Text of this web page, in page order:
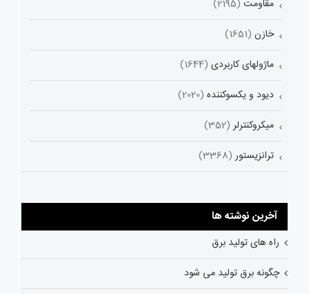
مقاومت (2195)
خازن (1651)
ماژولهای کاربردی (1644)
دیود و یکسوکننده (2020)
میکروکنترلر (352)
ترانزیستور (3368)
آخرین نوشته ها
راه های تولید برق
چگونه برق تولید می شود